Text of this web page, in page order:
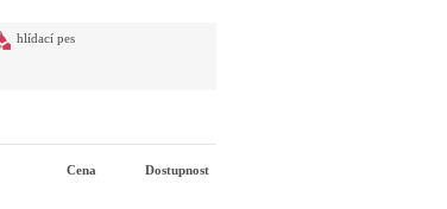
hlídací pes
Cena Dostupnost